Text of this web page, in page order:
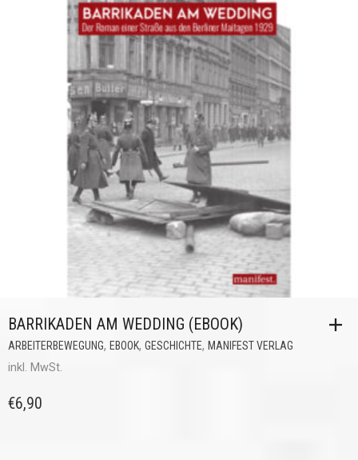
BARRIKADEN AM WEDDING (EBOOK)
ARBEITERBEWEGUNG, EBOOK, GESCHICHTE, MANIFEST VERLAG
inkl. MwSt.
€6,90